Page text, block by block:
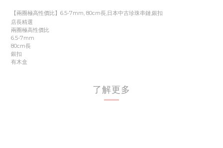
【兩圈極高性價比】6.5-7mm, 80cm長,日本中古珍珠串鏈,銀扣
店長精選
兩圈極高性價比
6.5-7mm
80cm長
銀扣
有木盒
了解更多